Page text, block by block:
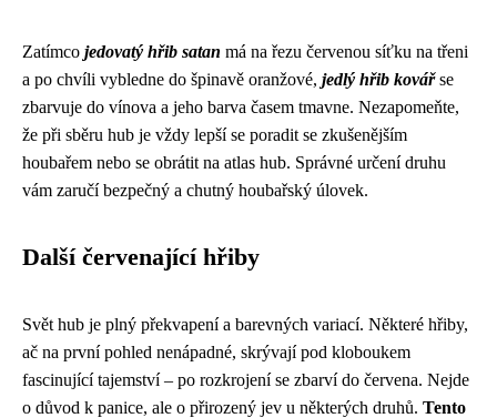
Zatímco jedovatý hřib satan má na řezu červenou síťku na třeni
a po chvíli vybledne do špinavě oranžové, jedlý hřib kovářse
zbarvuje do vínova a jeho barva časem tmavne. Nezapomeňte,
že při sběru hub je vždy lepší se poradit se zkušenějším
houbařem nebo se obrátit na atlas hub. Správné určení druhu
vám zaručí bezpečný a chutný houbařský úlovek.
Další červenající hřiby
Svět hub je plný překvapení a barevných variací. Některé hřiby,
ač na první pohled nenápadné, skrývají pod kloboukem
fascinující tajemství – po rozkrojení se zbarví do červena. Nejde
o důvod k panice, ale o přirozený jev u některých druhů. Tento